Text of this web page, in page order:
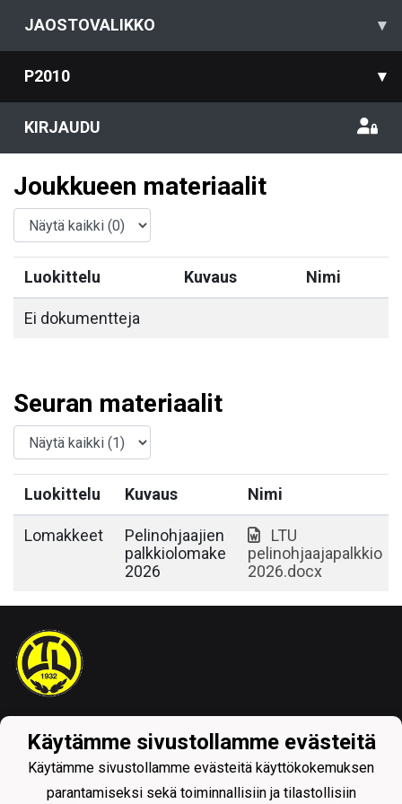
JAOSTOVALIKKO ▾
P2010 ▾
KIRJAUDU
Joukkueen materiaalit
Luokittelu Kuvaus Nimi
Ei dokumentteja
Seuran materiaalit
Luokittelu Kuvaus Nimi
Lomakkeet
Pelinohjaajien
palkkiolomake
2026
LTU
pelinohjaajapalkkio
2026.docx
Käytämme sivustollamme evästeitä
Käytämme sivustollamme evästeitä käyttökokemuksen
parantamiseksi sekä toiminnallisiin ja tilastollisiin